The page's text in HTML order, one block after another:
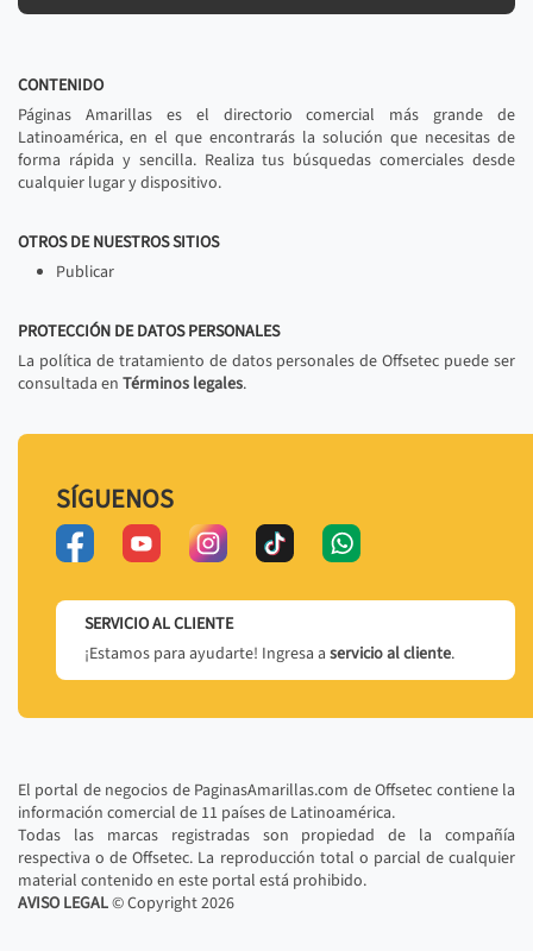
CONTENIDO
Páginas Amarillas es el directorio comercial más grande de
Latinoamérica, en el que encontrarás la solución que necesitas de
forma rápida y sencilla. Realiza tus búsquedas comerciales desde
cualquier lugar y dispositivo.
OTROS DE NUESTROS SITIOS
Publicar
PROTECCIÓN DE DATOS PERSONALES
La política de tratamiento de datos personales de Offsetec puede ser
consultada en Términos legales.
SÍGUENOS
SERVICIO AL CLIENTE
¡Estamos para ayudarte! Ingresa a servicio al cliente.
El portal de negocios de PaginasAmarillas.com de Offsetec contiene la
información comercial de 11 países de Latinoamérica.
Todas las marcas registradas son propiedad de la compañía
respectiva o de Offsetec. La reproducción total o parcial de cualquier
material contenido en este portal está prohibido.
AVISO LEGAL© Copyright2026